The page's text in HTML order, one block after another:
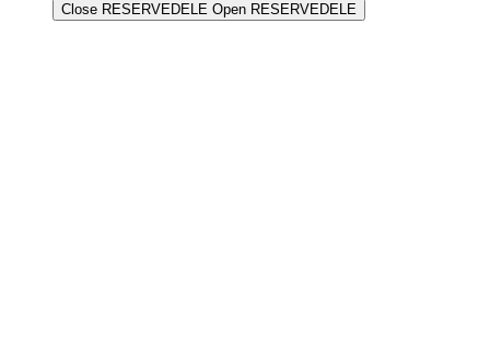
Close RESERVEDELE Open RESERVEDELE